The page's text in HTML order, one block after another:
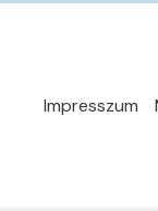
Impresszum